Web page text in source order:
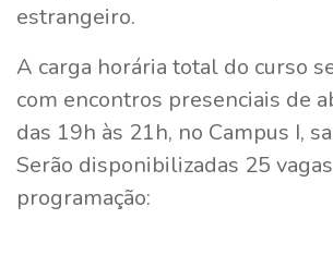
estrangeiro.
A carga horária total do curso
com encontros presenciais de
das 19h às 21h, no Campus I,
Serão disponibilizadas 25
programação: